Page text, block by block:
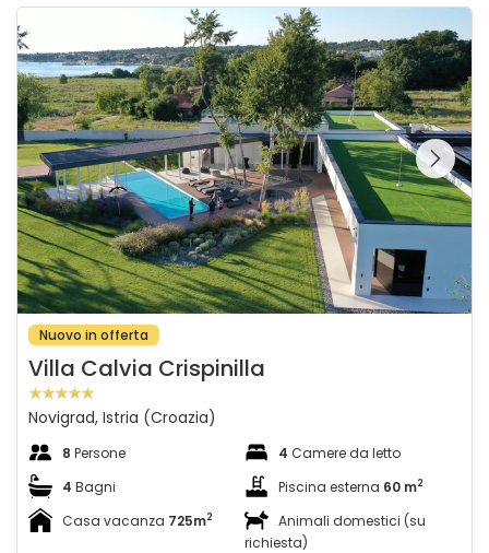
Villa Calvia Crispinilla
Guardate l'intera
galleria sulla
Nuovo in offerta
Villa Calvia Crispinilla
Novigrad, Istria (Croazia)
8 Persone 4 Camere da letto
4 Bagni Piscina esterna 60 m2
Casa vacanza 725m2
Animali domestici (su
richiesta)